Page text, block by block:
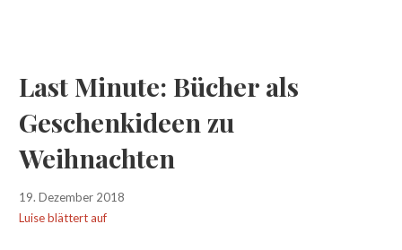
Last Minute: Bücher als
Geschenkideen zu
Weihnachten
19. Dezember 2018
Luise blättert auf